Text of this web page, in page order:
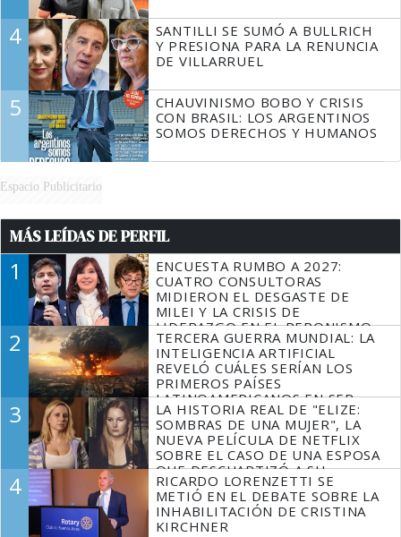
4
SANTILLI SE SUMÓ A BULLRICH
Y PRESIONA PARA LA RENUNCIA
DE VILLARRUEL
5
CHAUVINISMO BOBO Y CRISIS
CON BRASIL: LOS ARGENTINOS
SOMOS DERECHOS Y HUMANOS
Espacio Publicitario
MÁS LEÍDAS DE PERFIL
1
ENCUESTA RUMBO A 2027:
CUATRO CONSULTORAS
MIDIERON EL DESGASTE DE
MILEI Y LA CRISIS DE
LIDERAZGO EN EL PERONISMO
2
TERCERA GUERRA MUNDIAL: LA
INTELIGENCIA ARTIFICIAL
REVELÓ CUÁLES SERÍAN LOS
PRIMEROS PAÍSES
LATINOAMERICANOS EN SER
DERROTADOS
3
LA HISTORIA REAL DE "ELIZE:
SOMBRAS DE UNA MUJER", LA
NUEVA PELÍCULA DE NETFLIX
SOBRE EL CASO DE UNA ESPOSA
QUE DESCUARTIZÓ A SU
MARIDO
4
RICARDO LORENZETTI SE
METIÓ EN EL DEBATE SOBRE LA
INHABILITACIÓN DE CRISTINA
KIRCHNER